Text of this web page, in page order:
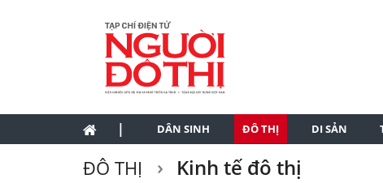
| DÂN SINH ĐÔ THỊ DI SẢN
ĐÔ THỊ Kinh tế đô thị